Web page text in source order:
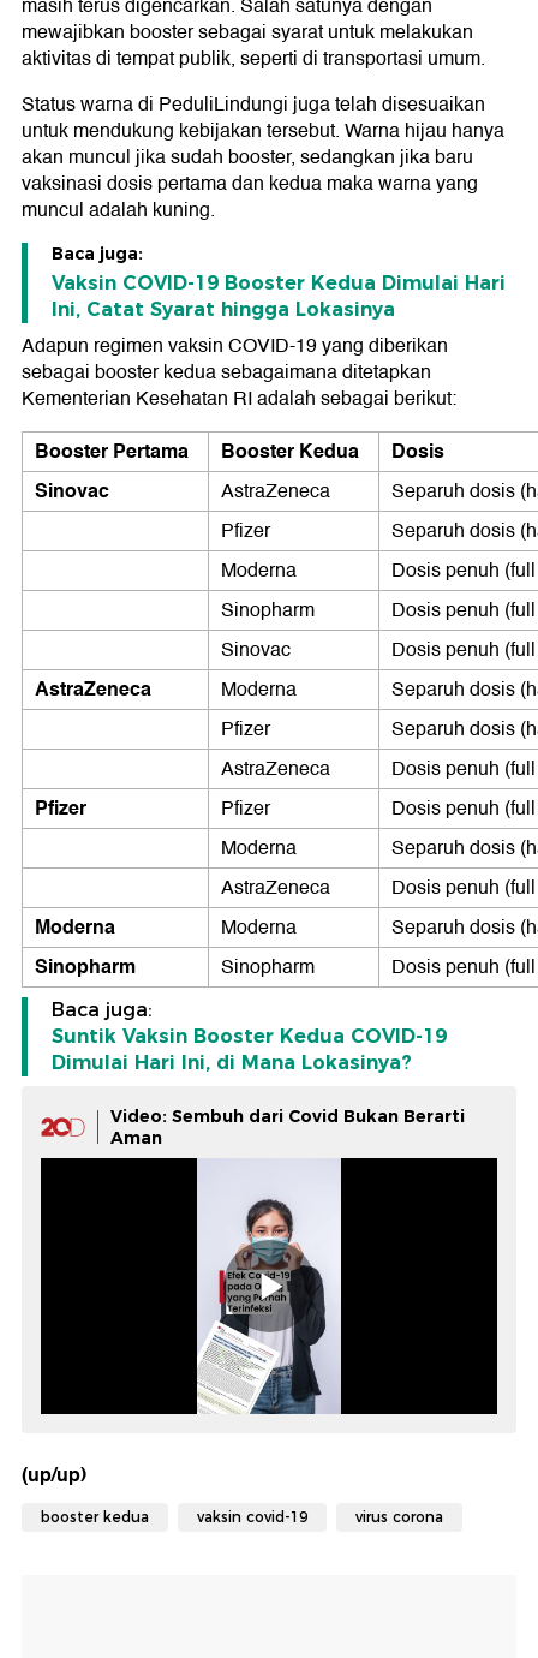
mewajibkan booster sebagai syarat untuk melakukan
aktivitas di tempat publik, seperti di transportasi umum.
Status warna di PeduliLindungi juga telah disesuaikan
untuk mendukung kebijakan tersebut. Warna hijau hanya
akan muncul jika sudah booster, sedangkan jika baru
vaksinasi dosis pertama dan kedua maka warna yang
muncul adalah kuning.
Baca juga:
Vaksin COVID-19 Booster Kedua Dimulai Hari
Ini, Catat Syarat hingga Lokasinya
Adapun regimen vaksin COVID-19 yang diberikan
sebagai booster kedua sebagaimana ditetapkan
Kementerian Kesehatan RI adalah sebagai berikut:
Booster Pertama Booster Kedua
Dosis
Sinovac
AstraZeneca
Separuh dosis
Pfizer
Separuh dosis
Moderna
Dosis penuh
Sinopharm
Dosis penuh
Sinovac
Dosis penuh
AstraZeneca Moderna
Separuh dosis
Pfizer
Separuh dosis
AstraZeneca
Dosis penuh
Pfizer Pfizer
Dosis penuh
Moderna
Separuh dosis
AstraZeneca
Dosis penuh
Moderna Moderna Separuh dosis
Sinopharm Sinopharm Dosis penuh
Baca juga:
Suntik Vaksin Booster Kedua COVID-19
Dimulai Hari Ini, di Mana Lokasinya?
Video: Sembuh dari Covid Bukan Berarti
Aman
(up/up)
booster kedua vaksin covid-19 virus corona